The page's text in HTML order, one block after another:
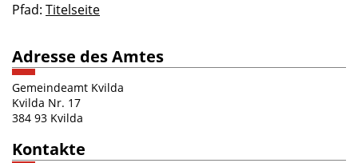
Pfad: Titelseite
Adresse des Amtes
Gemeindeamt Kvilda
Kvilda Nr. 17
384 93 Kvilda
Kontakte